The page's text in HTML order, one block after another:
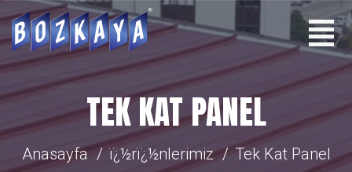
TEK KAT PANEL
Anasayfa ï¿½rï¿½nlerimiz
Tek Kat Panel